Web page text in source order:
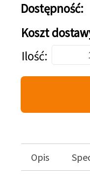
Dostępność:
Koszt
Dodaj do koszyka
Ilość
Opis